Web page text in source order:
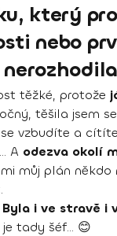
který
nebo
těžké, protože
těšila jsem
vzbudíte a
A odezva okolí
můj plán
Byla i ve stravě i
tady šéf... 😊